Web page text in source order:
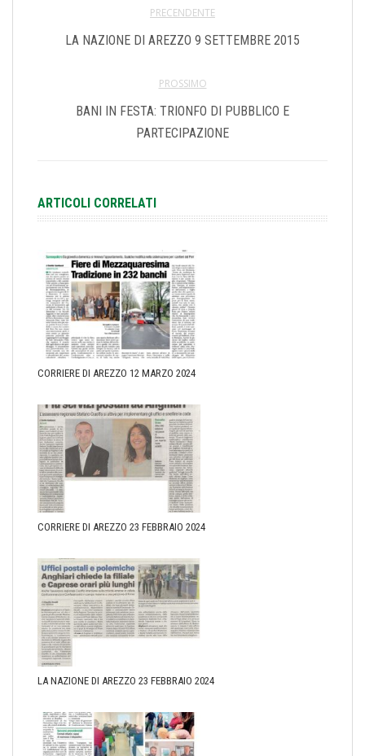
PRECENDENTE
LA NAZIONE DI AREZZO 9 SETTEMBRE 2015
PROSSIMO
BANI IN FESTA: TRIONFO DI PUBBLICO E
PARTECIPAZIONE
ARTICOLI CORRELATI
CORRIERE DI AREZZO 12 MARZO 2024
CORRIERE DI AREZZO 23 FEBBRAIO 2024
LA NAZIONE DI AREZZO 23 FEBBRAIO 2024